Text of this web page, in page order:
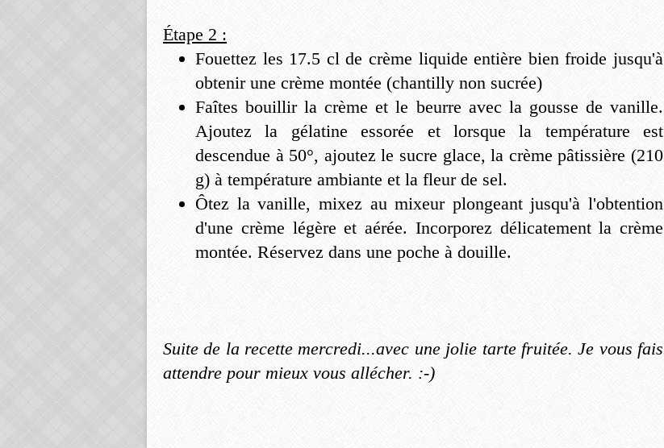
Étape 2 :
Fouettez les 17.5 cl de crème liquide entière bien froide jusqu'à
obtenir une crème montée (chantilly non sucrée)
Faîtes bouillir la crème et le beurre avec la gousse de vanille.
Ajoutez la gélatine essorée et lorsque la température est
descendue à 50°, ajoutez le sucre glace, la crème pâtissière (210
g) à température ambiante et la fleur de sel.
Ôtez la vanille, mixez au mixeur plongeant jusqu'à l'obtention
d'une crème légère et aérée. Incorporez délicatement la crème
montée. Réservez dans une poche à douille.
Suite de la recette mercredi...avec une jolie tarte fruitée. Je vous fais
attendre pour mieux vous allécher. :-)